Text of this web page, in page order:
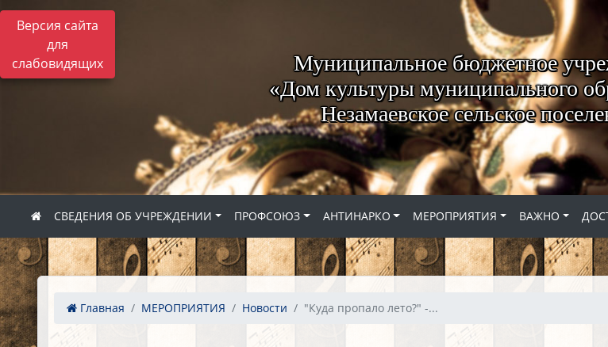
Версия сайта
для
слабовидящих
Муниципальное бюджетное
«Дом культуры муниципального
Незамаевское сельское
СВЕДЕНИЯ ОБ УЧРЕЖДЕНИИ ПРОФСОЮЗ АНТИНАРКО МЕРОПРИЯТИЯ ВАЖНО
Главная МЕРОПРИЯТИЯ Новости "Куда пропало лето?" -...